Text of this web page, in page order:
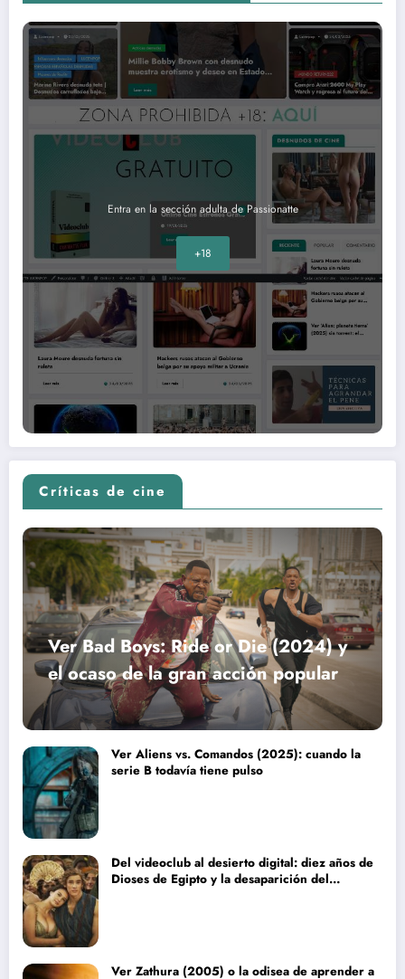
Entra en la sección adulta de Passionatte
+18
Críticas de cine
Ver Bad Boys: Ride or Die (2024) y
el ocaso de la gran acción popular
Ver Aliens vs. Comandos (2025): cuando la
serie B todavía tiene pulso
Del videoclub al desierto digital: diez años de
Dioses de Egipto y la desaparición del
Ver Zathura (2005) o la odisea de aprender a